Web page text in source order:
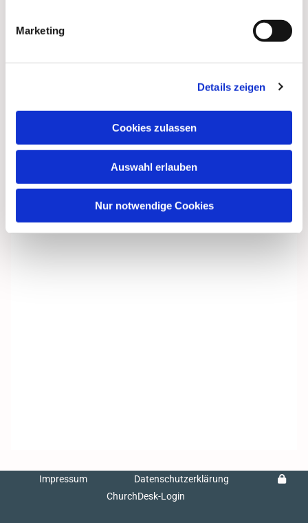
Marketing
Details zeigen
Cookies zulassen
Auswahl erlauben
Nur notwendige Cookies
Dies könnte Sie auch
Impressum
Datenschutzerklärung
ChurchDesk-Login